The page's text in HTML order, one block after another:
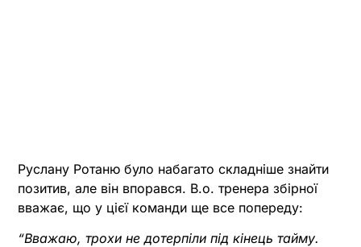
Руслану Ротаню було набагато складніше знайти
позитив, але він впорався. В.о. тренера збірної
вважає, що у цієї команди ще все попереду:
“Вважаю, трохи не дотерпіли під кінець тайму.